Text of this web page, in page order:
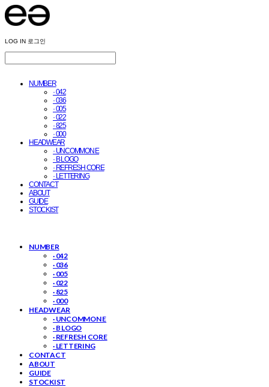
LOG IN 로그인
NUMBER
· 042
· 036
· 005
· 022
· 825
· 000
HEADWEAR
· UNCOMMON E
· B LOGO
· REFRESH CORE
· LETTERING
CONTACT
ABOUT
GUIDE
STOCKIST
NUMBER
· 042
· 036
· 005
· 022
· 825
· 000
HEADWEAR
· UNCOMMON E
· B LOGO
· REFRESH CORE
· LETTERING
CONTACT
ABOUT
GUIDE
STOCKIST